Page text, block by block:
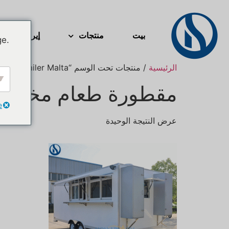
بيت منتجات إيرستريم
الرئيسية / منتجات تحت الوسم “custom food trailer Malta”
مقطورة طعام
عرض النتيجة الوحيدة
Svenska